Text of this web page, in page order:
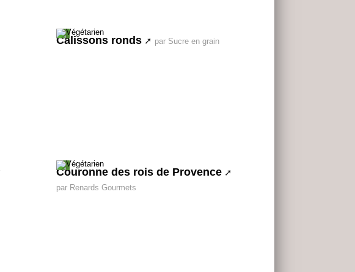
Calissons ronds par Sucre en grain
Couronne des rois de Provence
par Renards Gourmets